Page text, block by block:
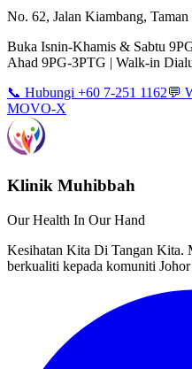
No. 62, Jalan Kiambang,
Buka Isnin-Khamis & Sabtu
Ahad 9PG-3PTG | Walk-in
📞 Hubungi +60 7-251 1162💬
MOVO-X
Klinik Muhibbah
Our Health In Our Hand
Kesihatan Kita Di Tangan Kita.
berkualiti kepada komuniti